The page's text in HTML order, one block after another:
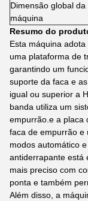
Dimensão global da
máquina
Resumo do
Esta máquina
uma plataforma de
garantindo um
suporte da faca e
igual ou superior a
banda utiliza um
empurrão.e a placa
faca de empurrão e
modos automático
antiderrapante está
mais preciso com
ponta e também
Além disso, a